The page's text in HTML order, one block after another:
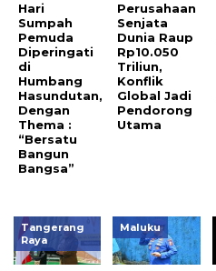
Hari
Sumpah
Pemuda
Diperingati
di
Humbang
Hasundutan,
Dengan
Thema :
“Bersatu
Bangun
Bangsa”
Perusahaan
Senjata
Dunia Raup
Rp10.050
Triliun,
Konflik
Global Jadi
Pendorong
Utama
Tangerang
Raya
Maluku